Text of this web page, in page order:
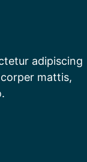
adipiscing
mattis,